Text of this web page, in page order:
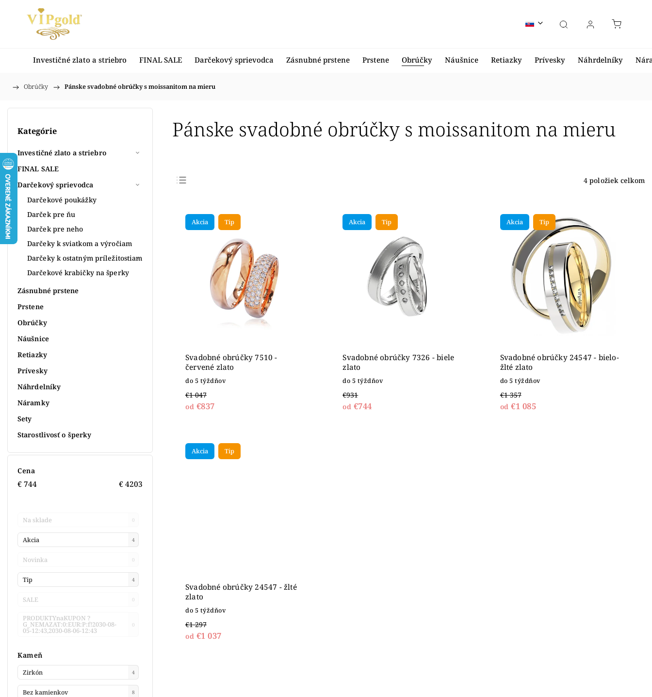
Investičné zlato a striebro FINAL SALE Darčekový sprievodca Zásnubné prstene Prstene Obrúčky Náušnice Retiazky Prívesky Náhrdelníky
Domov
/ Obrúčky / Pánske svadobné obrúčky s moissanitom na mieru
Kategórie
Investičné zlato a striebro
FINAL SALE
Darčekový sprievodca
Darčekové poukážky
Darček pre ňu
Darček pre neho
Darčeky k sviatkom a výročiam
Darčeky k ostatným príležitostiam
Darčekové krabičky na šperky
Zásnubné prstene
Prstene
Obrúčky
Náušnice
Retiazky
Prívesky
Náhrdelníky
Náramky
Sety
Starostlivosť o šperky
Cena
€744 €4203
Na sklade 0
Akcia 4
Novinka 0
Tip 4
SALE 0
PRODUKTYnaKUPON ?
G_NEMAZAT:0:EUR:P:f!2030-08-
05-12:43,2030-08-06-12:43
0
Kameň
Zirkón 4
Bez kamienkov 8
Pánske svadobné obrúčky s moissanitom na mieru
Najlacnejšie
Najdrahšie
Abecedne
4položiek celkom
Akcia Tip
Svadobné obrúčky 7510 -
červené zlato
do 5 týždňov
€1 047
od €837
Akcia Tip
Svadobné obrúčky 7326 - biele
zlato
do 5 týždňov
€931
od €744
Akcia Tip
Svadobné obrúčky 24547 - bielo-
žlté zlato
do 5 týždňov
€1 357
od €1 085
Akcia Tip
Svadobné obrúčky 24547 - žlté
zlato
do 5 týždňov
€1 297
od €1 037